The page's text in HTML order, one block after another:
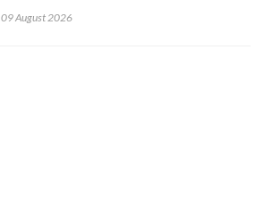
09 August 2026